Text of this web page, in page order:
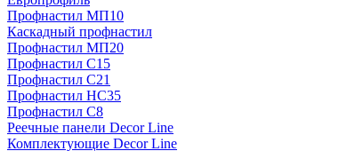
Профнастил МП10
Каскадный профнастил
Профнастил МП20
Профнастил С15
Профнастил С21
Профнастил НС35
Профнастил С8
Реечные панели Decor Line
Комплектующие Decor Line